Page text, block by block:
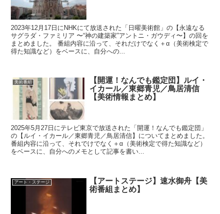
2023年12月17日にNHKにて放送された「日曜美術館」の【永遠なる
サグラダ・ファミリア 〜“神の建築家”アントニ・ガウディ〜】の回を
まとめました。 番組内容に沿って、それだけでなく＋α（美術検定で
得た知識など）をベースに、自分への...
美術番組
【開運！なんでも鑑定団】ルイ・
イカール／東郷青児／鳥居清信
【美術情報まとめ】
2025年5月27日にテレビ東京で放送された「開運！なんでも鑑定団」
の【ルイ・イカール／東郷青児／鳥居清信】についてまとめました。
番組内容に沿って、それでけでなく＋α（美術検定で得た知識など）
をベースに、自分へのメモとして記事を書い...
アート・ステージ
【アートステージ】速水御舟【美
術番組まとめ】